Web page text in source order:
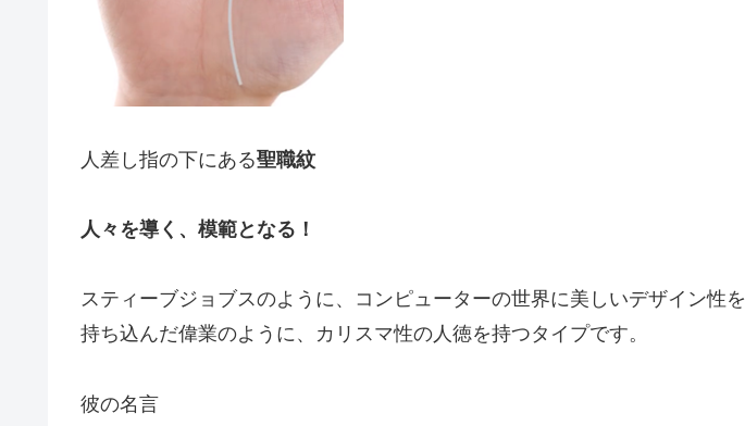
人差し指の下にある聖職紋
人々を導く、模範となる！
スティーブジョブスのように、コンピューターの世界に美しいデザイン性を
持ち込んだ偉業のように、カリスマ性の人徳を持つタイプです。
彼の名言